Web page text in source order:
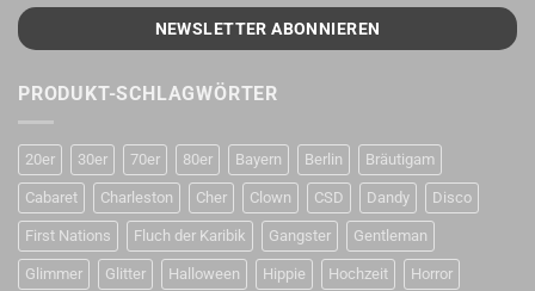
PRODUKT-SCHLAGWÖRTER
20er 30er 70er 80er Bayern Berlin Bräutigam
Cabaret Charleston Cher Clown CSD Dandy Disco
First Nations Fluch der Karibik Gangster Gentleman
Glimmer Glitter Halloween Hippie Hochzeit Horror